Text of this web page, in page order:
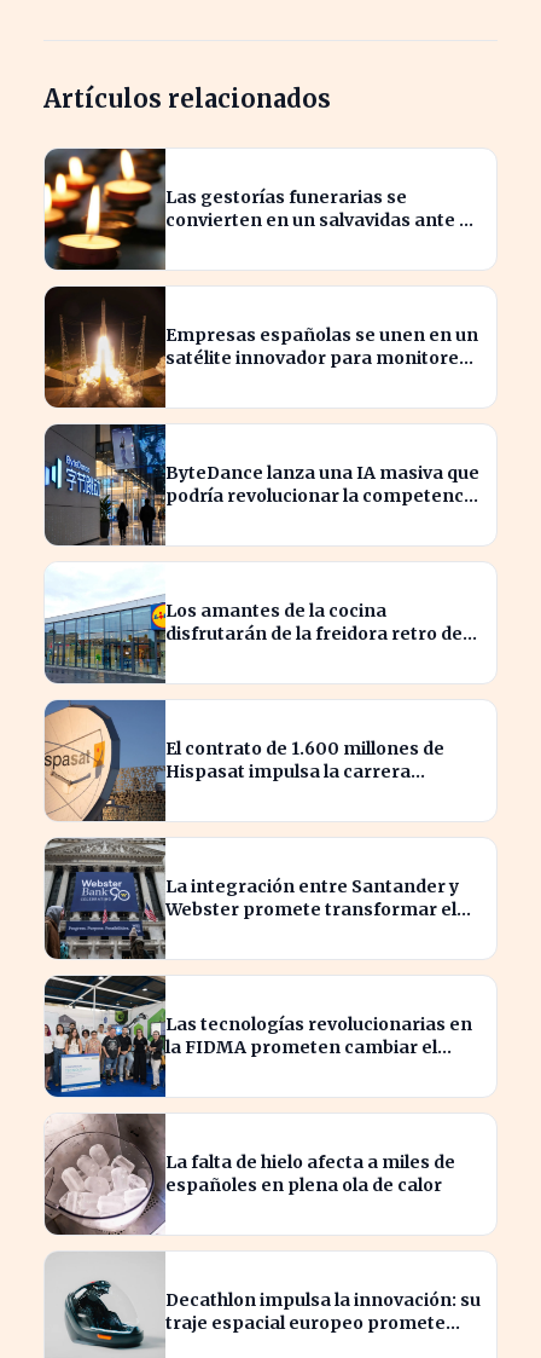
Artículos relacionados
Las gestorías funerarias se
convierten en un salvavidas ante el
tras un fallecimiento.
Empresas españolas se unen en un
satélite innovador para monitorear
ByteDance lanza una IA masiva que
podría revolucionar la competencia
Los amantes de la cocina
disfrutarán de la freidora retro de
El contrato de 1.600 millones de
Hispasat impulsa la carrera
La integración entre Santander y
Webster promete transformar el
Las tecnologías revolucionarias en
la FIDMA prometen cambiar el
La falta de hielo afecta a miles de
españoles en plena ola de calor
Decathlon impulsa la innovación: su
traje espacial europeo promete